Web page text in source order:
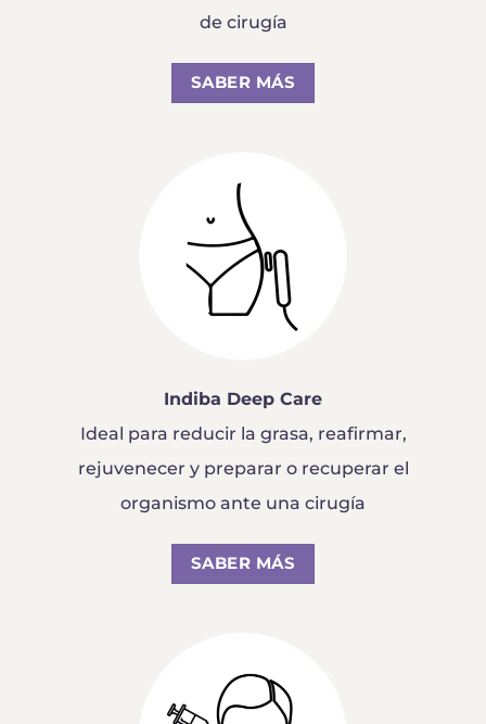
de cirugía
SABER MÁS
Indiba Deep Care
Ideal para reducir la grasa, reafirmar,
rejuvenecer y preparar o recuperar el
organismo ante una cirugía
SABER MÁS